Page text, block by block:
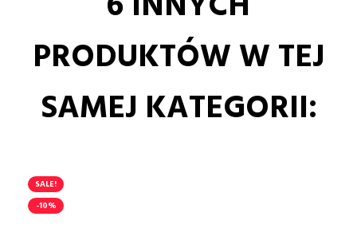
PRODUKTÓW W TEJ
SAMEJ KATEGORII:
SALE!
-10%